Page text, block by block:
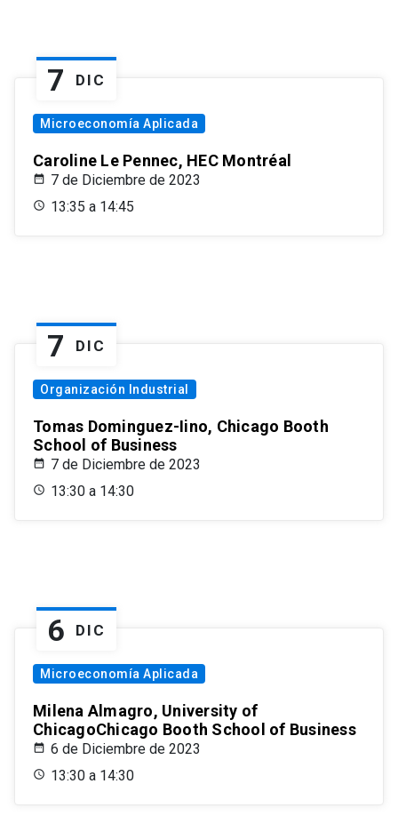
7 DIC
Microeconomía Aplicada
Caroline Le Pennec, HEC Montréal
7 de Diciembre de 2023
13:35 a 14:45
7 DIC
Organización Industrial
Tomas Dominguez-Iino, Chicago Booth
School of Business
7 de Diciembre de 2023
13:30 a 14:30
6 DIC
Microeconomía Aplicada
Milena Almagro, University of
ChicagoChicago Booth School of Business
6 de Diciembre de 2023
13:30 a 14:30